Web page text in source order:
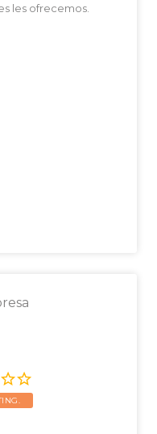
les ofrecemos.